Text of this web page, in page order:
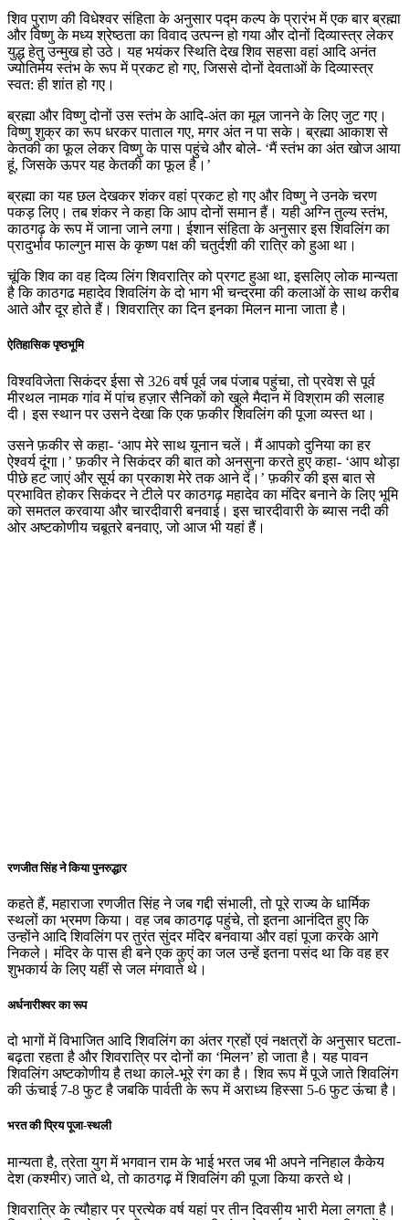
शिव पुराण की विधेश्वर संहिता के अनुसार पद्म कल्प के प्रारंभ में एक बार ब्रह्मा
और विष्णु के मध्य श्रेष्ठता का विवाद उत्पन्न हो गया और दोनों दिव्यास्त्र लेकर
युद्ध हेतु उन्मुख हो उठे। यह भयंकर स्थिति देख शिव सहसा वहां आदि अनंत
ज्योतिर्मय स्तंभ के रूप में प्रकट हो गए, जिससे दोनों देवताओं के दिव्यास्त्र
स्वत: ही शांत हो गए।
ब्रह्मा और विष्णु दोनों उस स्तंभ के आदि-अंत का मूल जानने के लिए जुट गए।
विष्णु शुक्र का रूप धरकर पाताल गए, मगर अंत न पा सके। ब्रह्मा आकाश से
केतकी का फूल लेकर विष्णु के पास पहुंचे और बोले- ‘मैं स्तंभ का अंत खोज आया
हूं, जिसके ऊपर यह केतकी का फूल है।’
ब्रह्मा का यह छल देखकर शंकर वहां प्रकट हो गए और विष्णु ने उनके चरण
पकड़ लिए। तब शंकर ने कहा कि आप दोनों समान हैं। यही अग्नि तुल्य स्तंभ,
काठगढ़ के रूप में जाना जाने लगा। ईशान संहिता के अनुसार इस शिवलिंग का
प्रादुर्भाव फाल्गुन मास के कृष्ण पक्ष की चतुर्दशी की रात्रि को हुआ था।
चूंकि शिव का वह दिव्य लिंग शिवरात्रि को प्रगट हुआ था, इसलिए लोक मान्यता
है कि काठगढ महादेव शिवलिंग के दो भाग भी चन्द्रमा की कलाओं के साथ करीब
आते और दूर होते हैं। शिवरात्रि का दिन इनका मिलन माना जाता है।
ऐतिहासिक पृष्ठभूमि
विश्वविजेता सिकंदर ईसा से 326 वर्ष पूर्व जब पंजाब पहुंचा, तो प्रवेश से पूर्व
मीरथल नामक गांव में पांच हज़ार सैनिकों को खुले मैदान में विश्राम की सलाह
दी। इस स्थान पर उसने देखा कि एक फ़कीर शिवलिंग की पूजा व्यस्त था।
उसने फ़कीर से कहा- ‘आप मेरे साथ यूनान चलें। मैं आपको दुनिया का हर
ऐश्वर्य दूंगा।’ फ़कीर ने सिकंदर की बात को अनसुना करते हुए कहा- ‘आप थोड़ा
पीछे हट जाएं और सूर्य का प्रकाश मेरे तक आने दें।’ फ़कीर की इस बात से
प्रभावित होकर सिकंदर ने टीले पर काठगढ़ महादेव का मंदिर बनाने के लिए भूमि
को समतल करवाया और चारदीवारी बनवाई। इस चारदीवारी के ब्यास नदी की
ओर अष्टकोणीय चबूतरे बनवाए, जो आज भी यहां हैं।
रणजीत सिंह ने किया पुनरुद्धार
कहते हैं, महाराजा रणजीत सिंह ने जब गद्दी संभाली, तो पूरे राज्य के धार्मिक
स्थलों का भ्रमण किया। वह जब काठगढ़ पहुंचे, तो इतना आनंदित हुए कि
उन्होंने आदि शिवलिंग पर तुरंत सुंदर मंदिर बनवाया और वहां पूजा करके आगे
निकले। मंदिर के पास ही बने एक कुएं का जल उन्हें इतना पसंद था कि वह हर
शुभकार्य के लिए यहीं से जल मंगवाते थे।
अर्धनारीश्वर का रूप
दो भागों में विभाजित आदि शिवलिंग का अंतर ग्रहों एवं नक्षत्रों के अनुसार घटता-
बढ़ता रहता है और शिवरात्रि पर दोनों का ‘मिलन’ हो जाता है। यह पावन
शिवलिंग अष्टकोणीय है तथा काले-भूरे रंग का है। शिव रूप में पूजे जाते शिवलिंग
की ऊंचाई 7-8 फुट है जबकि पार्वती के रूप में अराध्य हिस्सा 5-6 फुट ऊंचा है।
भरत की प्रिय पूजा-स्थली
मान्यता है, त्रेता युग में भगवान राम के भाई भरत जब भी अपने ननिहाल कैकेय
देश (कश्मीर) जाते थे, तो काठगढ़ में शिवलिंग की पूजा किया करते थे।
शिवरात्रि के त्यौहार पर प्रत्येक वर्ष यहां पर तीन दिवसीय भारी मेला लगता है।